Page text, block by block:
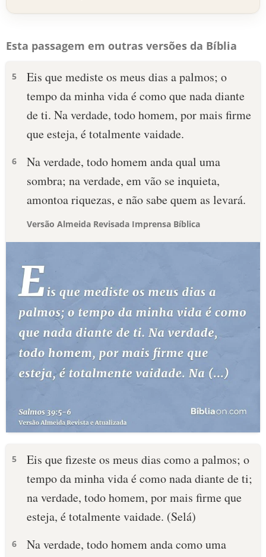
Esta passagem em outras versões da Bíblia
5
Eis que mediste os meus dias a palmos; o
tempo da minha vida é como que nada diante
de ti. Na verdade, todo homem, por mais firme
que esteja, é totalmente vaidade.
6
Na verdade, todo homem anda qual uma
sombra; na verdade, em vão se inquieta,
amontoa riquezas, e não sabe quem as levará.
Versão Almeida Revisada Imprensa Bíblica
5
Eis que fizeste os meus dias como a palmos; o
tempo da minha vida é como nada diante de ti;
na verdade, todo homem, por mais firme que
esteja, é totalmente vaidade. (Selá)
6
Na verdade, todo homem anda como uma